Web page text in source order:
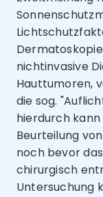
nichtinvasive
Hauttumoren,
die sog.
hierdurch
Beurteilung
noch bevor
chirurgisch
Untersuchung